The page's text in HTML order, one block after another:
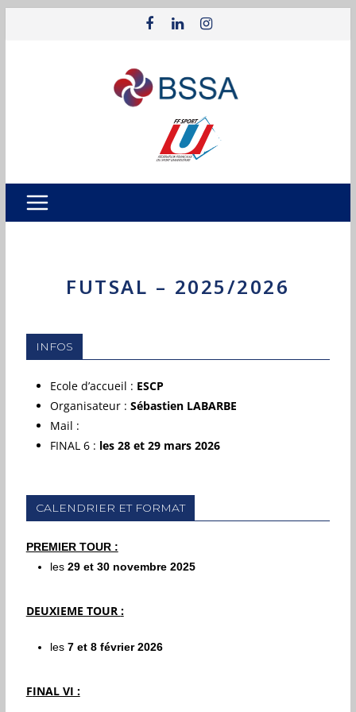
FUTSAL – 2025/2026
INFOS
Ecole d’accueil : ESCP
Organisateur : Sébastien LABARBE
Mail :
FINAL 6 : les 28 et 29 mars 2026
CALENDRIER ET FORMAT
PREMIER TOUR :
les 29 et 30 novembre 2025
DEUXIEME TOUR :
les 7 et 8 février 2026
FINAL VI :